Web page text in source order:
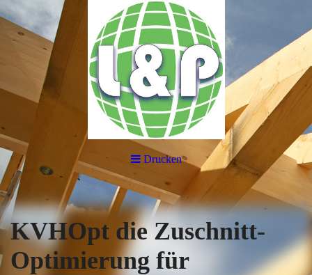
Drucken
KVHOpt die Zuschnitt-
Optimierung für